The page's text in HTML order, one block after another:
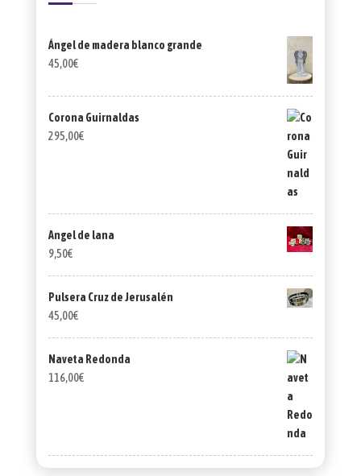
Ángel de madera blanco grande
45,00€
Corona Guirnaldas
295,00€
Angel de lana
9,50€
Pulsera Cruz de Jerusalén
45,00€
Naveta Redonda
116,00€